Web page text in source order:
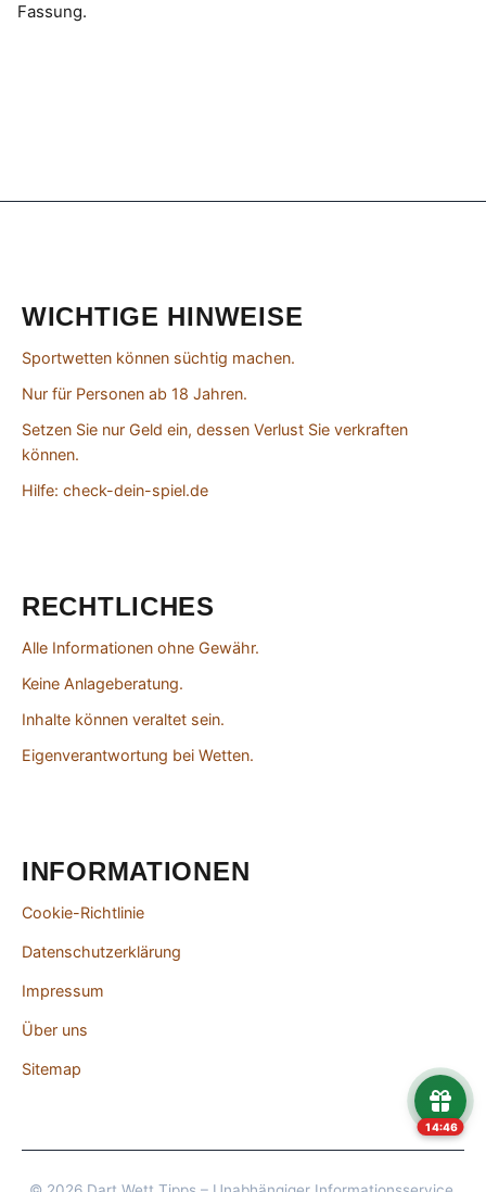
Fassung.
WICHTIGE HINWEISE
Sportwetten können süchtig machen.
Nur für Personen ab 18 Jahren.
Setzen Sie nur Geld ein, dessen Verlust Sie verkraften
können.
Hilfe: check-dein-spiel.de
RECHTLICHES
Alle Informationen ohne Gewähr.
Keine Anlageberatung.
Inhalte können veraltet sein.
Eigenverantwortung bei Wetten.
INFORMATIONEN
Cookie-Richtlinie
Datenschutzerklärung
Impressum
Über uns
Sitemap
14:46